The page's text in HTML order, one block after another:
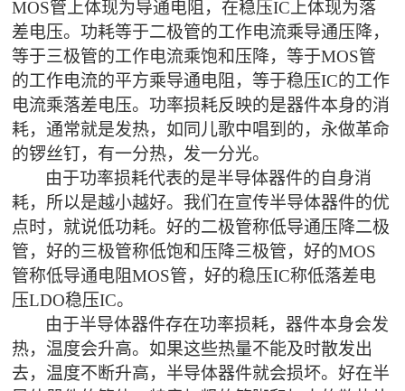
MOS管上体现为导通电阻，在稳压IC上体现为落
差电压。功耗等于二极管的工作电流乘导通压降，
等于三极管的工作电流乘饱和压降，等于MOS管
的工作电流的平方乘导通电阻，等于稳压IC的工作
电流乘落差电压。功率损耗反映的是器件本身的消
耗，通常就是发热，如同儿歌中唱到的，永做革命
的锣丝钉，有一分热，发一分光。
由于功率损耗代表的是半导体器件的自身消
耗，所以是越小越好。我们在宣传半导体器件的优
点时，就说低功耗。好的二极管称低导通压降二极
管，好的三极管称低饱和压降三极管，好的MOS
管称低导通电阻MOS管，好的稳压IC称低落差电
压LDO稳压IC。
由于半导体器件存在功率损耗，器件本身会发
热，温度会升高。如果这些热量不能及时散发出
去，温度不断升高，半导体器件就会损坏。好在半